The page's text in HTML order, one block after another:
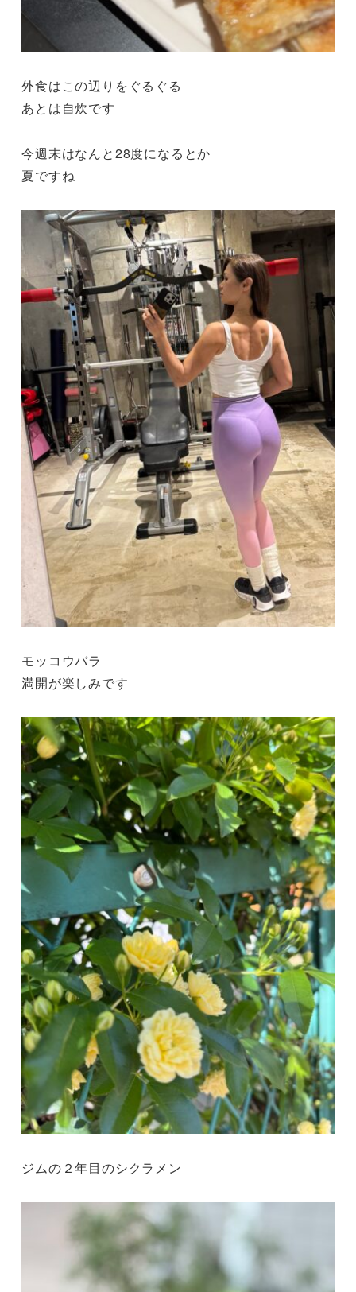
外食はこの辺りをぐるぐる
あとは自炊です
今週末はなんと28度になるとか
夏ですね
モッコウバラ
満開が楽しみです
ジムの２年目のシクラメン